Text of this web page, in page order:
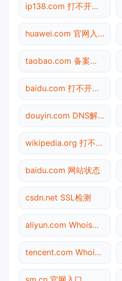
ip138.com 打不开检测
huawei.com 官网入口
taobao.com 备案查询
baidu.com 打不开检测
douyin.com DNS解析
wikipedia.org 打不开检测
baidu.com 网站状态
csdn.net SSL检测
aliyun.com Whois查询
tencent.com Whois查询